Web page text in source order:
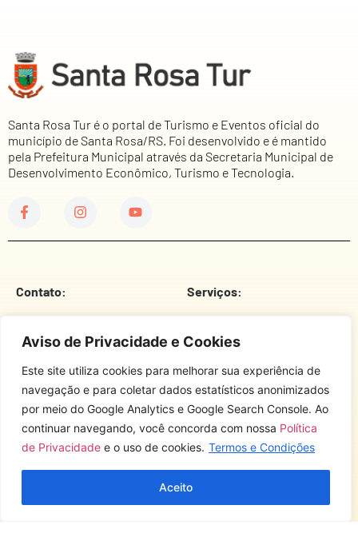
Aviso de Privacidade e Cookies
Este site utiliza cookies para melhorar sua experiência de
navegação e para coletar dados estatísticos anonimizados
por meio do Google Analytics e Google Search Console. Ao
continuar navegando, você concorda com nossa Política
de Privacidade e o uso de cookies. Termos e Condições
Aceito
Santa Rosa Tur é o portal de Turismo e Eventos oficial do
município de Santa Rosa/RS. Foi desenvolvido e é mantido
pela Prefeitura Municipal através da Secretaria Municipal de
Desenvolvimento Econômico, Turismo e Tecnologia.
Contato:
E-Mail
Serviços:
Câmara De Vereadores
Corpo De Bombeiros
Brigada Militar
Polícia Civil
Comando Rodoviário
Hospital Vida & Saúde
Sobre o site:
Termos E Condições
Privacidade